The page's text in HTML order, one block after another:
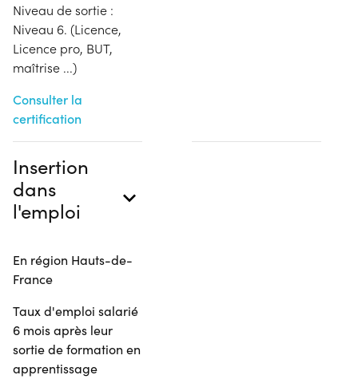
Niveau de sortie :
Niveau 6. (Licence,
Licence pro, BUT,
maîtrise ...)
Consulter la
certification
Insertion
dans
l'emploi
En région Hauts-de-
France
Taux d'emploi salarié
6 mois après leur
sortie de formation en
apprentissage